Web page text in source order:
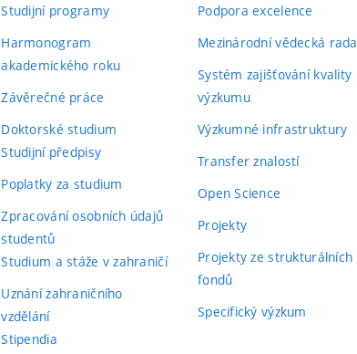
Studijní programy
Harmonogram
akademického roku
Závěrečné práce
Doktorské studium
Studijní předpisy
Poplatky za studium
Zpracování osobních údajů
studentů
Studium a stáže v zahraničí
Uznání zahraničního
vzdělání
Stipendia
Podpora excelence
Mezinárodní vědecká rada
Systém zajišťování kvality
výzkumu
Výzkumné infrastruktury
Transfer znalostí
Open Science
Projekty
Projekty ze strukturálních
fondů
Specifický výzkum